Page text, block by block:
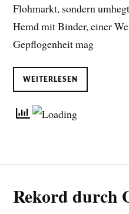
Flohmarkt, sondern
Hemd mit Binder, einer
Gepflogenheit mag
WEITERLESEN
Rekord durch